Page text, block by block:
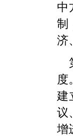
中
制
济
度
建
议
增